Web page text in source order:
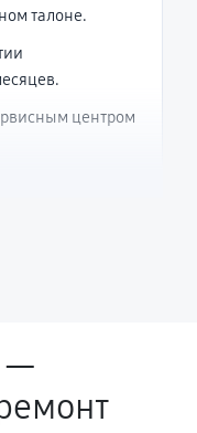
талоне.
центром
случаем
при
—